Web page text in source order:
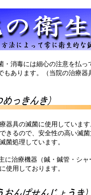
器具の滅菌に使用していま
きるので、安全性の高い滅
菌処理しています。
に治療機器（鍼・鍼管・シ
使用しております。
・消毒には細心の注意を払
もあります。（当院の治療